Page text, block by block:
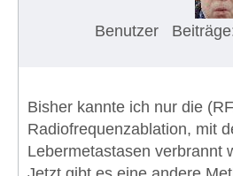
Benutzer
Bisher kannte ich nur die
Radiofrequenzablation, mit
Lebermetastasen verbrannt